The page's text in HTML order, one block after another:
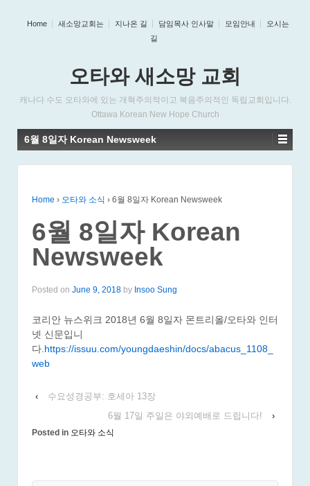
Home 새소망교회는 지나온 길 담임목사 인사말 모임안내
오시는
길
오타와 새소망 교회
캐나다 수도 오타와에 있는 개혁주의적이고 복음주의적인 독립교회입니다.
Ottawa Korean New Hope Church
6월 8일자 Korean Newsweek
Home › 오타와 소식 › 6월 8일자 Korean Newsweek
6월 8일자 Korean
Newsweek
Posted on June 9, 2018 by Insoo Sung
코리안 뉴스위크 2018년 6월 8일자 몬트리올/오타와 인터
넷 신문입니
다. https://issuu.com/youngdaeshin/docs/abacus_1108_
web
‹
수요성경공부: 호세아 13장
6월 17일 주일은 야외예배로 드립니다!
›
Posted in 오타와 소식